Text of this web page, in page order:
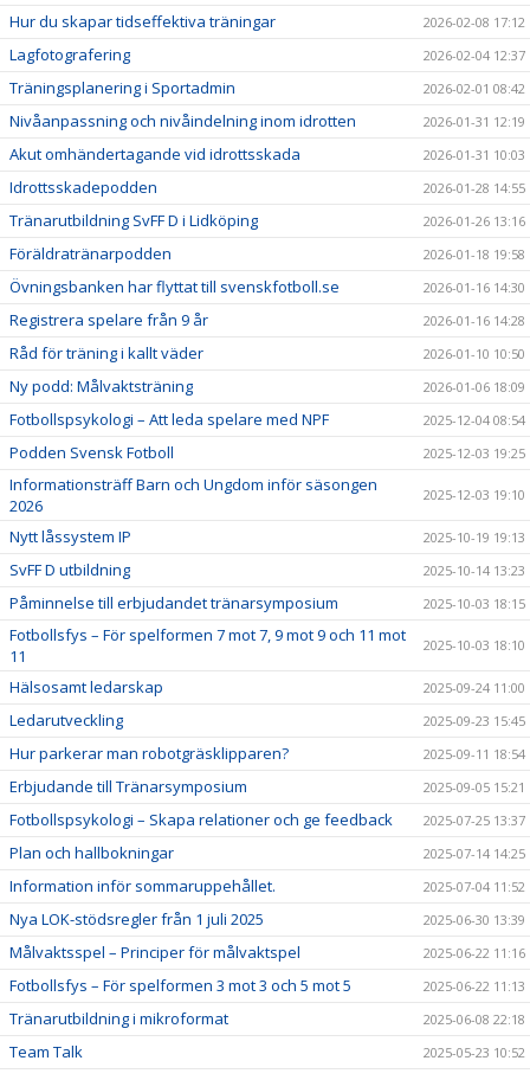
Hur du skapar tidseffektiva träningar 2026-02-08 17:12
Lagfotografering 2026-02-04 12:37
Träningsplanering i Sportadmin 2026-02-01 08:42
Nivåanpassning och nivåindelning inom idrotten 2026-01-31 12:19
Akut omhändertagande vid idrottsskada 2026-01-31 10:03
Idrottsskadepodden 2026-01-28 14:55
Tränarutbildning SvFF D i Lidköping 2026-01-26 13:16
Föräldratränarpodden 2026-01-18 19:58
Övningsbanken har flyttat till svenskfotboll.se 2026-01-16 14:30
Registrera spelare från 9 år 2026-01-16 14:28
Råd för träning i kallt väder 2026-01-10 10:50
Ny podd: Målvaktsträning 2026-01-06 18:09
Fotbollspsykologi – Att leda spelare med NPF 2025-12-04 08:54
Podden Svensk Fotboll 2025-12-03 19:25
Informationsträff Barn och Ungdom inför säsongen
2026
2025-12-03 19:10
Nytt låssystem IP 2025-10-19 19:13
SvFF D utbildning 2025-10-14 13:23
Påminnelse till erbjudandet tränarsymposium 2025-10-03 18:15
Fotbollsfys – För spelformen 7 mot 7, 9 mot 9 och 11 mot
11
2025-10-03 18:10
Hälsosamt ledarskap 2025-09-24 11:00
Ledarutveckling 2025-09-23 15:45
Hur parkerar man robotgräsklipparen? 2025-09-11 18:54
Erbjudande till Tränarsymposium 2025-09-05 15:21
Fotbollspsykologi – Skapa relationer och ge feedback 2025-07-25 13:37
Plan och hallbokningar 2025-07-14 14:25
Information inför sommaruppehållet. 2025-07-04 11:52
Nya LOK-stödsregler från 1 juli 2025 2025-06-30 13:39
Målvaktsspel – Principer för målvaktspel 2025-06-22 11:16
Fotbollsfys – För spelformen 3 mot 3 och 5 mot 5 2025-06-22 11:13
Tränarutbildning i mikroformat 2025-06-08 22:18
Team Talk 2025-05-23 10:52